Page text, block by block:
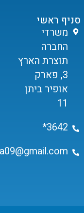
סניף ראשי
משרדי
החברה
תוצרת הארץ
3, פארק
אופיר ביתן
11
3642*